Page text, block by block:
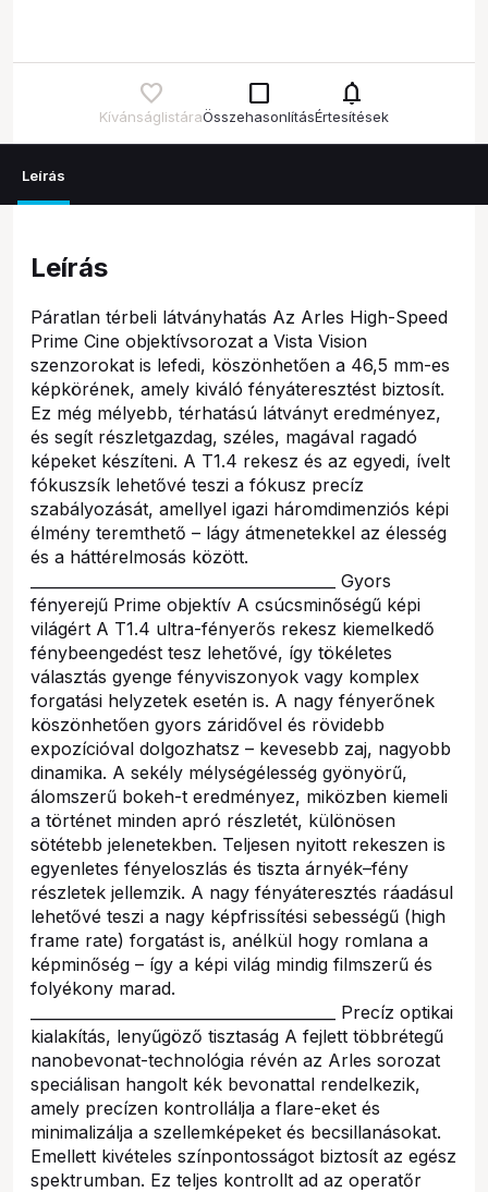
Kívánságlistára
check_box_outline_blank
Összehasonlítás
notifications
Értesítések
Leírás
Leírás
Páratlan térbeli látványhatás Az Arles High-Speed
Prime Cine objektívsorozat a Vista Vision
szenzorokat is lefedi, köszönhetően a 46,5 mm-es
képkörének, amely kiváló fényáteresztést biztosít.
Ez még mélyebb, térhatású látványt eredményez,
és segít részletgazdag, széles, magával ragadó
képeket készíteni. A T1.4 rekesz és az egyedi, ívelt
fókuszsík lehetővé teszi a fókusz precíz
szabályozását, amellyel igazi háromdimenziós képi
élmény teremthető – lágy átmenetekkel az élesség
és a háttérelmosás között.
________________________________________ Gyors
fényerejű Prime objektív A csúcsminőségű képi
világért A T1.4 ultra-fényerős rekesz kiemelkedő
fénybeengedést tesz lehetővé, így tökéletes
választás gyenge fényviszonyok vagy komplex
forgatási helyzetek esetén is. A nagy fényerőnek
köszönhetően gyors záridővel és rövidebb
expozícióval dolgozhatsz – kevesebb zaj, nagyobb
dinamika. A sekély mélységélesség gyönyörű,
álomszerű bokeh-t eredményez, miközben kiemeli
a történet minden apró részletét, különösen
sötétebb jelenetekben. Teljesen nyitott rekeszen is
egyenletes fényeloszlás és tiszta árnyék–fény
részletek jellemzik. A nagy fényáteresztés ráadásul
lehetővé teszi a nagy képfrissítési sebességű (high
frame rate) forgatást is, anélkül hogy romlana a
képminőség – így a képi világ mindig filmszerű és
folyékony marad.
________________________________________ Precíz optikai
kialakítás, lenyűgöző tisztaság A fejlett többrétegű
nanobevonat-technológia révén az Arles sorozat
speciálisan hangolt kék bevonattal rendelkezik,
amely precízen kontrollálja a flare-eket és
minimalizálja a szellemképeket és becsillanásokat.
Emellett kivételes színpontosságot biztosít az egész
spektrumban. Ez teljes kontrollt ad az operatőr